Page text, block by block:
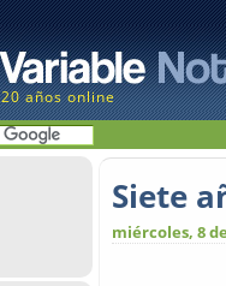
20 años online
Siete
miércoles, 8